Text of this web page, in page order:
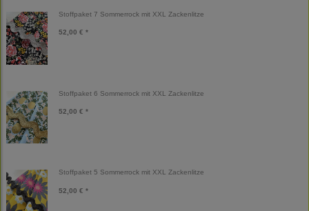
Stoffpaket 7 Sommerrock mit XXL Zackenlitze
52,00 € *
Stoffpaket 6 Sommerrock mit XXL Zackenlitze
52,00 € *
Stoffpaket 5 Sommerrock mit XXL Zackenlitze
52,00 € *